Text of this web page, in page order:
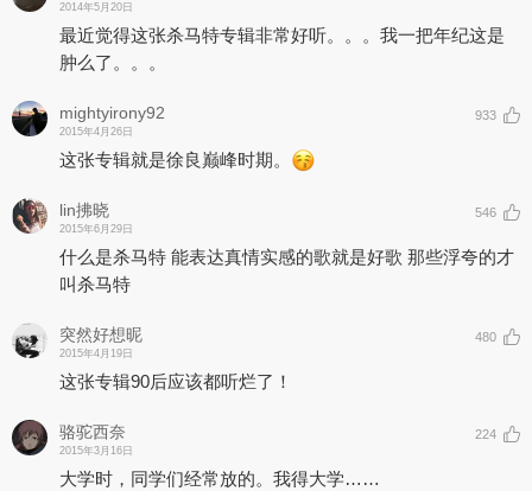
2014年5月20日
最近觉得这张杀马特专辑非常好听。。。我一把年纪这是
肿么了。。。
mightyirony92
2015年4月26日
933
这张专辑就是徐良巅峰时期。
lin拂晓
2015年6月29日
546
什么是杀马特 能表达真情实感的歌就是好歌 那些浮夸的才
叫杀马特
突然好想昵
2015年4月19日
480
这张专辑90后应该都听烂了！
骆驼西奈
2015年3月16日
224
大学时，同学们经常放的。我得大学……